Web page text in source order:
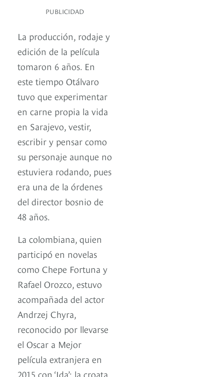
PUBLICIDAD
La producción, rodaje y
edición de la película
tomaron 6 años. En
este tiempo Otálvaro
tuvo que experimentar
en carne propia la vida
en Sarajevo, vestir,
escribir y pensar como
su personaje aunque no
estuviera rodando, pues
era una de la órdenes
del director bosnio de
48 años.
La colombiana, quien
participó en novelas
como Chepe Fortuna y
Rafael Orozco, estuvo
acompañada del actor
Andrzej Chyra,
reconocido por llevarse
el Oscar a Mejor
película extranjera en
2015 con ‘Ida’; la croata